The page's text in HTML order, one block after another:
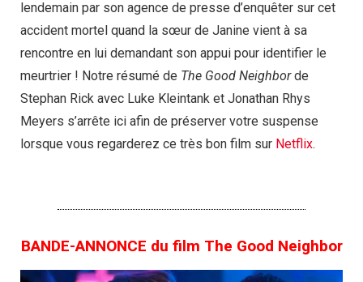
lendemain par son agence de presse d’enquêter sur cet
accident mortel quand la sœur de Janine vient à sa
rencontre en lui demandant son appui pour identifier le
meurtrier ! Notre résumé de The Good Neighborde
Stephan Rick avec Luke Kleintank et Jonathan Rhys
Meyers s’arrête ici afin de préserver votre suspense
lorsque vous regarderez ce très bon film sur Netflix.
BANDE-ANNONCE du film The Good Neighbor